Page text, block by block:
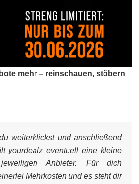
mehr – reinschauen, stöbern
weiterklickst und anschließend
yourdealz eventuell eine kleine
Anbieter. Für dich
Mehrkosten und es steht dir